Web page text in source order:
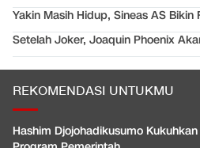
Yakin Masih Hidup, Sineas AS
Setelah Joker, Joaquin Phoenix
REKOMENDASI UNTUKMU
Hashim Djojohadikusumo